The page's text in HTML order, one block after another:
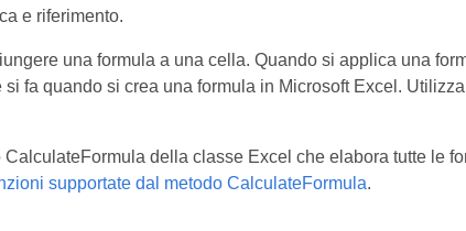
e riferimento.
una formula a una cella. Quando si applica una
fa quando si crea una formula in Microsoft Excel.
della classe Excel che elabora tutte le
supportate dal metodo CalculateFormula.